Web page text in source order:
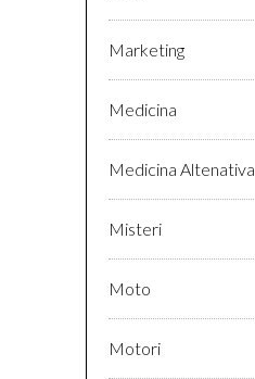
Marketing
Medicina
Medicina Altenativa
Misteri
Moto
Motori